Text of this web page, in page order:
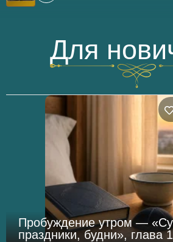
Для
Пробуждение утром —
праздники, будни», глава 1